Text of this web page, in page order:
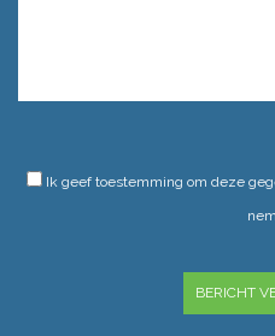
Ik geef toestemming om deze